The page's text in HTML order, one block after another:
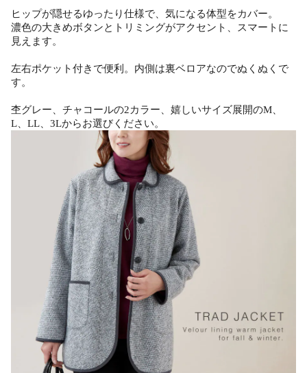
ヒップが隠せるゆったり仕様で、気になる体型をカバー。
濃色の大きめボタンとトリミングがアクセント、スマートに
見えます。
左右ポケット付きで便利。内側は裏ベロアなのでぬくぬくで
す。
杢グレー、チャコールの2カラー、嬉しいサイズ展開のM、
L、LL、3Lからお選びください。